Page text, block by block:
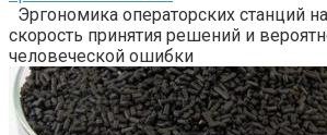
Эргономика операторских станций
скорость принятия решений и
человеческой ошибки